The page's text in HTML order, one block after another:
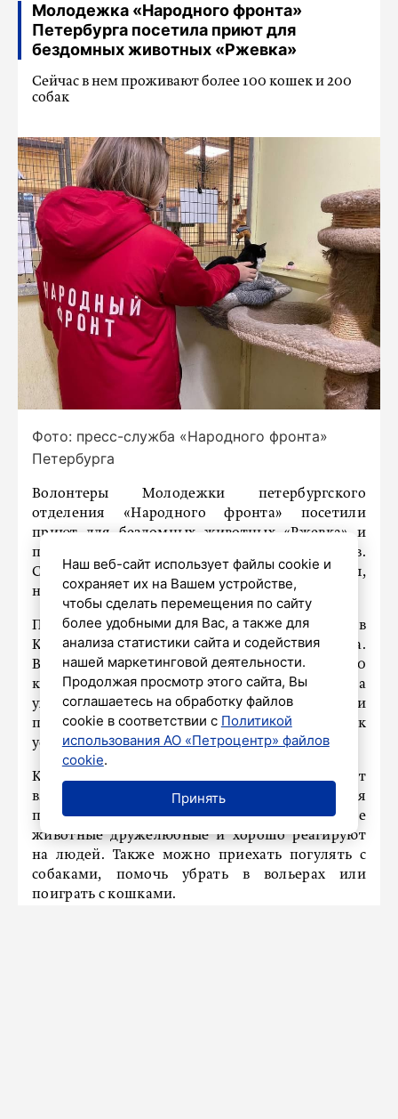
Молодежка «Народного фронта»
Петербурга посетила приют для
бездомных животных «Ржевка»
Сейчас в нем проживают более 100 кошек и 200
собак
Фото: пресс-служба «Народного фронта»
Петербурга
Волонтеры Молодежки петербургского
отделения «Народного фронта» посетили
приют для бездомных животных «Ржевка» и
привезли необходимые вещи для питомцев.
Среди них корм, игрушки, медикаменты,
наполнитель для кошек и средства гигиены.
Приют, основанный в 2006 году, расположен в
Красногвардейском районе Санкт-Петербурга.
В настоящее время здесь живут более 100
кошек и 200 собак. Волонтеры со всего города
ухаживают за животными, выгуливают собак и
помогают новым питомцам адаптироваться к
условиям приюта.
Каждый неравнодушный гражданин может
взять под опеку любого понравившегося
питомца и подарить ему новый дом. Все
животные дружелюбные и хорошо реагируют
на людей. Также можно приехать погулять с
собаками, помочь убрать в вольерах или
поиграть с кошками.
Наш веб-сайт использует файлы cookie и
сохраняет их на Вашем устройстве,
чтобы сделать перемещения по сайту
более удобными для Вас, а также для
анализа статистики сайта и содействия
нашей маркетинговой деятельности.
Продолжая просмотр этого сайта, Вы
соглашаетесь на обработку файлов
cookie в соответствии с Политикой
использования АО «Петроцентр» файлов
cookie.
Принять